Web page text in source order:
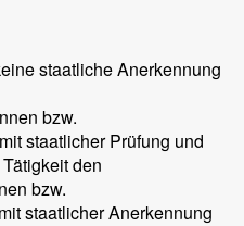
staatliche Anerkennung
bzw.
staatlicher Prüfung und
den
bzw.
staatlicher Anerkennung